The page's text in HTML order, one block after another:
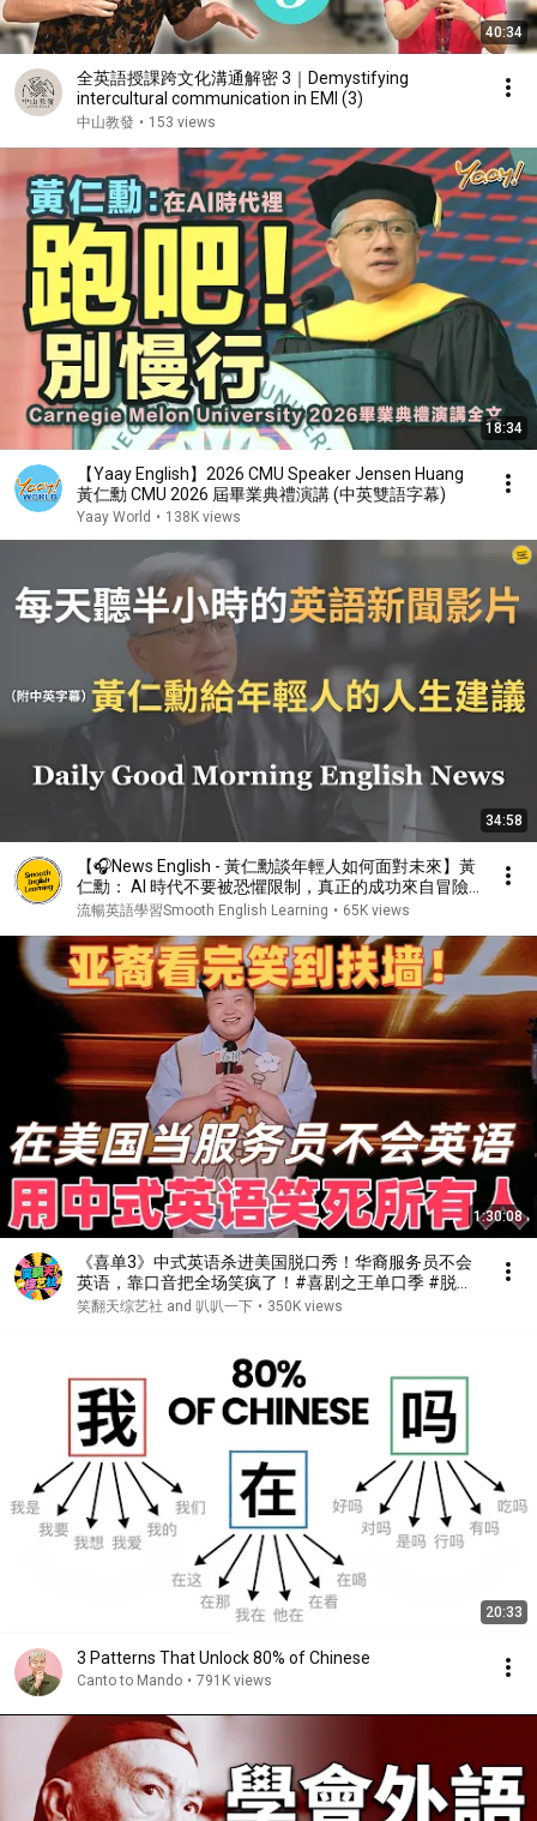
40:34
全英語授課跨文化溝通解密 3｜Demystifying
intercultural communication in EMI (3)
中山教發 • 153 views
18:34
【Yaay English】2026 CMU Speaker Jensen Huang
黃仁勳 CMU 2026 屆畢業典禮演講 (中英雙語字幕)
Yaay World • 138K views
34:58
【🎧News English - 黃仁勳談年輕人如何面對未來】黃
仁勳： AI 時代不要被恐懼限制，真正的成功來自冒險
｜人生目的比工作任務更重要｜英偉達背後的移民故事
流暢英語學習Smooth English Learning • 65K views
1:30:08
《喜单3》中式英语杀进美国脱口秀！华裔服务员不会
英语，靠口音把全场笑疯了！#喜剧之王单口季 #脱口
秀 #搞笑 #喜剧 #funny #综艺
笑翻天综艺社 and 叭叭一下 • 350K views
20:33
3 Patterns That Unlock 80% of Chinese
Canto to Mando • 791K views